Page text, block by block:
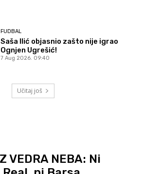
FUDBAL
Saša Ilić objasnio zašto nije igrao
Ognjen Ugrešić!
7 Aug 2026. 09:40
Učitaj još